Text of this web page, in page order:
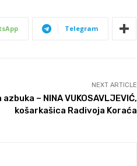
Telegram
NEXT ARTICLE
– NINA VUKOSAVLJEVIĆ,
košarkašica Radivoja Koraća